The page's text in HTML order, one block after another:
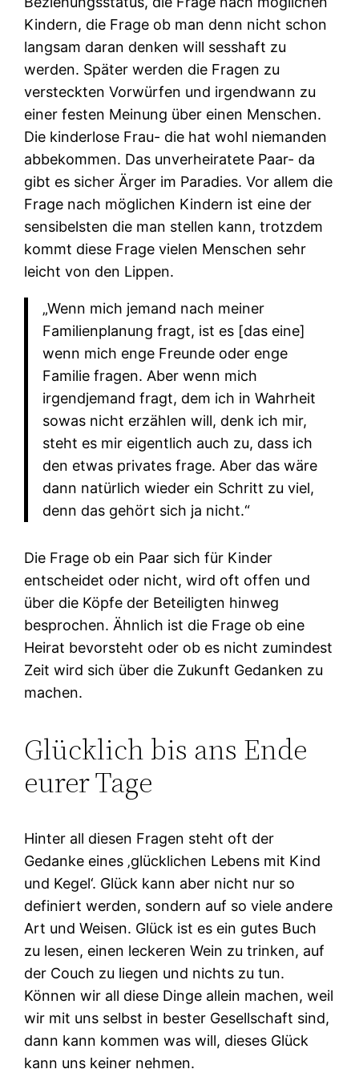
Kindern, die Frage ob man denn nicht schon
langsam daran denken will sesshaft zu
werden. Später werden die Fragen zu
versteckten Vorwürfen und irgendwann zu
einer festen Meinung über einen Menschen.
Die kinderlose Frau- die hat wohl niemanden
abbekommen. Das unverheiratete Paar- da
gibt es sicher Ärger im Paradies. Vor allem die
Frage nach möglichen Kindern ist eine der
sensibelsten die man stellen kann, trotzdem
kommt diese Frage vielen Menschen sehr
leicht von den Lippen.
„Wenn mich jemand nach meiner
Familienplanung fragt, ist es [das eine]
wenn mich enge Freunde oder enge
Familie fragen. Aber wenn mich
irgendjemand fragt, dem ich in Wahrheit
sowas nicht erzählen will, denk ich mir,
steht es mir eigentlich auch zu, dass ich
den etwas privates frage. Aber das wäre
dann natürlich wieder ein Schritt zu viel,
denn das gehört sich ja nicht.“
Die Frage ob ein Paar sich für Kinder
entscheidet oder nicht, wird oft offen und
über die Köpfe der Beteiligten hinweg
besprochen. Ähnlich ist die Frage ob eine
Heirat bevorsteht oder ob es nicht zumindest
Zeit wird sich über die Zukunft Gedanken zu
machen.
Glücklich bis ans Ende
eurer Tage
Hinter all diesen Fragen steht oft der
Gedanke eines ‚glücklichen Lebens mit Kind
und Kegel‘. Glück kann aber nicht nur so
definiert werden, sondern auf so viele andere
Art und Weisen. Glück ist es ein gutes Buch
zu lesen, einen leckeren Wein zu trinken, auf
der Couch zu liegen und nichts zu tun.
Können wir all diese Dinge allein machen, weil
wir mit uns selbst in bester Gesellschaft sind,
dann kann kommen was will, dieses Glück
kann uns keiner nehmen.